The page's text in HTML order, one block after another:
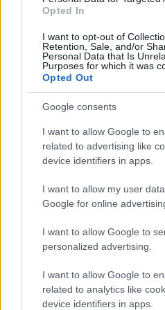
Opted In
I want to opt-out of
Retention, Sale, and/or
Personal Data that Is
Purposes for which it was
Opted Out
Google consents
I want to allow Google to
related to advertising like
device identifiers in apps.
I want to allow my user
Google for online
I want to allow Google to
personalized advertising.
I want to allow Google to
related to analytics like
device identifiers in apps.
Szenilla nyomában
200.000 látogatón, s ezzel
színei közé delegálta
nyomábantól messze-
Forum Hungary halait
áramlat végül.
Már 100.000 néző felett jár
esküvőhöz csajt keres, így
hibátlan. Szintén bevette
határt aKözponti hírszerzés
úgyhogy körbe lehet
> végszó & ami jön
jelentős részét a rendeződő
csapadékmennyiség, a
érdeklődés mutatkozott,